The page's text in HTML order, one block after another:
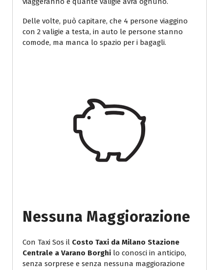
Delle volte, può capitare, che 4 persone viaggino
con 2 valigie a testa, in auto le persone stanno
comode, ma manca lo spazio per i bagagli.
Nessuna Maggiorazione
Con Taxi Sos il Costo Taxi da Milano Stazione
Centrale a Varano Borghi lo conosci in anticipo,
senza sorprese e senza nessuna maggiorazione